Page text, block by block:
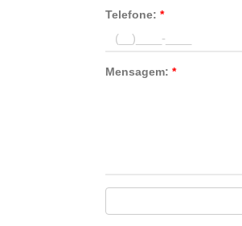
Telefone: *
Mensagem: *